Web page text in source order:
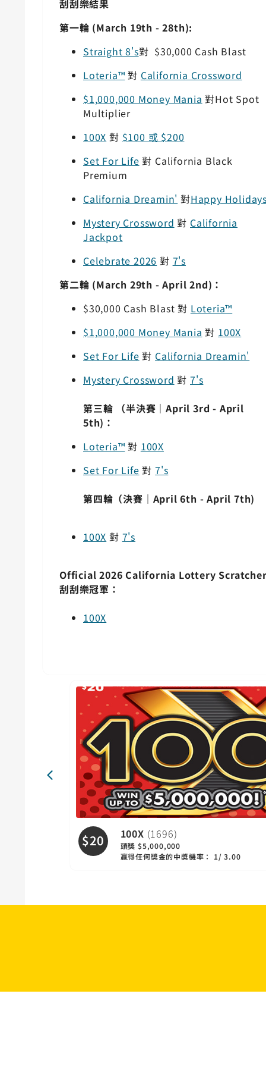
刮刮樂結果
第一輪 (March 19th - 28th):
Straight 8's對 $30,000 Cash Blast
Loteria™ 對 California Crossword
$1,000,000 Money Mania 對Hot Spot
Multiplier
100X 對 $100 或 $200
Set For Life 對 California Black
Premium
California Dreamin' 對Happy
Mystery Crossword 對 California
Jackpot
Celebrate 2026 對 7's
第二輪 (March 29th - April 2nd)：
$30,000 Cash Blast 對 Loteria™
$1,000,000 Money Mania 對 100X
Set For Life 對 California Dreamin'
Mystery Crossword 對7's
第三輪 （半決賽｜April 3rd - April
5th)：
Loteria™ 對 100X
Set For Life 對7's
第四輪（決賽｜April 6th - April 7th)
100X 對 7's
Official 2026 California Lottery
刮刮樂冠軍：
100X
$20 100X (1696)
頭獎 $5,000,000
贏得任何獎金的中獎機率： 1/ 3.00